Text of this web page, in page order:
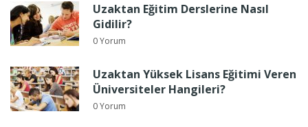
Uzaktan Eğitim Derslerine Nasıl
Gidilir?
0 Yorum
Uzaktan Yüksek Lisans Eğitimi Veren
Üniversiteler Hangileri?
0 Yorum